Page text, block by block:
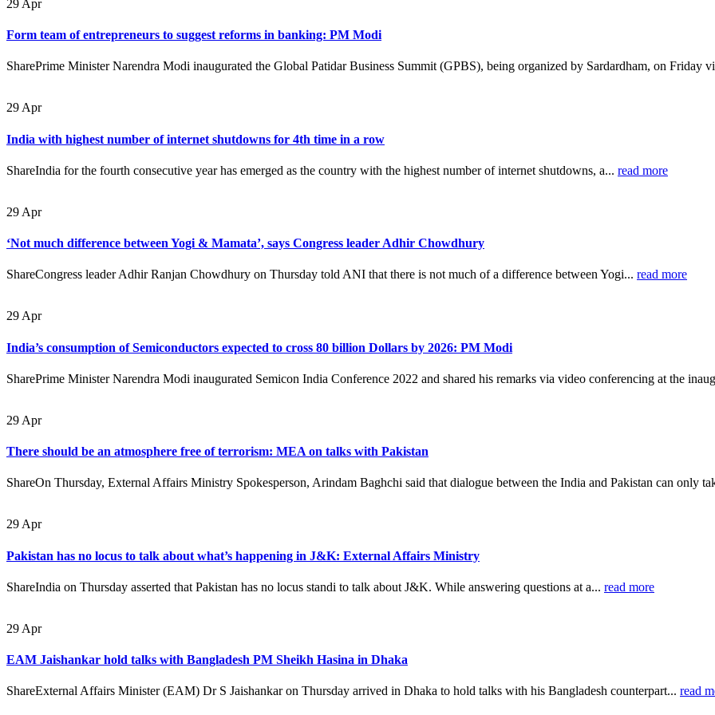
29 Apr
Form team of entrepreneurs to suggest reforms in banking: PM Modi
SharePrime Minister Narendra Modi inaugurated the Global Patidar Business Summit (GPBS), being organized by Sardardham, on Friday
29 Apr
India with highest number of internet shutdowns for 4th time in a row
ShareIndia for the fourth consecutive year has emerged as the country with the highest number of internet shutdowns, a... read more
29 Apr
‘Not much difference between Yogi & Mamata’, says Congress leader Adhir Chowdhury
ShareCongress leader Adhir Ranjan Chowdhury on Thursday told ANI that there is not much of a difference between Yogi... read more
29 Apr
India’s consumption of Semiconductors expected to cross 80 billion Dollars by 2026: PM Modi
SharePrime Minister Narendra Modi inaugurated Semicon India Conference 2022 and shared his remarks via video conferencing at the
29 Apr
There should be an atmosphere free of terrorism: MEA on talks with Pakistan
ShareOn Thursday, External Affairs Ministry Spokesperson, Arindam Baghchi said that dialogue between the India and Pakistan can only
29Apr
Pakistan has no locus to talk about what’s happening in J&K: External Affairs Ministry
ShareIndia on Thursday asserted that Pakistan has no locus standi to talk about J&K. While answering questions at a... read more
29 Apr
EAM Jaishankar hold talks with Bangladesh PM Sheikh Hasina in Dhaka
ShareExternal Affairs Minister (EAM) Dr S Jaishankar on Thursday arrived in Dhaka to hold talks with his Bangladesh counterpart... read